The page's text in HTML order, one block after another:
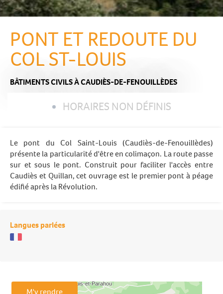
PONT ET REDOUTE DU
COL ST-LOUIS
BÂTIMENTS CIVILSÀ CAUDIÈS-DE-FENOUILLÈDES
HORAIRES NON DÉFINIS
Le pont du Col Saint-Louis (Caudiès-de-Fenouillèdes)
présente la particularité d'être en colimaçon. La route passe
sur et sous le pont. Construit pour faciliter l'accès entre
Caudiès et Quillan, cet ouvrage est le premier pont à péage
édifié après la Révolution.
Langues parlées